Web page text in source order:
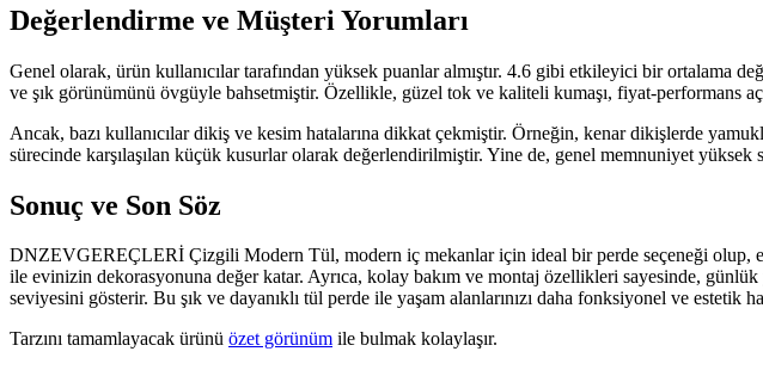
Değerlendirme ve Müşteri Yorumları
Genel olarak, ürün kullanıcılar tarafından yüksek puanlar almıştır. 4.6 gibi etkileyici bir ortalama
ve şık görünümünü övgüyle bahsetmiştir. Özellikle, güzel tok ve kaliteli kumaşı, fiyat-performans
Ancak, bazı kullanıcılar dikiş ve kesim hatalarına dikkat çekmiştir. Örneğin, kenar dikişlerde
sürecinde karşılaşılan küçük kusurlar olarak değerlendirilmiştir. Yine de, genel memnuniyet yüksek
Sonuç ve Son Söz
DNZEVGEREÇLERİ Çizgili Modern Tül, modern iç mekanlar için ideal bir perde seçeneği olup,
ile evinizin dekorasyonuna değer katar. Ayrıca, kolay bakım ve montaj özellikleri sayesinde,
seviyesini gösterir. Bu şık ve dayanıklı tül perde ile yaşam alanlarınızı daha fonksiyonel ve estetik
Tarzını tamamlayacak ürünü özet görünüm ile bulmak kolaylaşır.